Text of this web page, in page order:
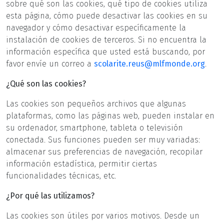
sobre qué son las cookies, qué tipo de cookies utiliza
esta página, cómo puede desactivar las cookies en su
navegador y cómo desactivar específicamente la
instalación de cookies de terceros. Si no encuentra la
información específica que usted está buscando, por
favor envíe un correo a scolarite.reus@mlfmonde.org.
¿Qué son las cookies?
Las cookies son pequeños archivos que algunas
plataformas, como las páginas web, pueden instalar en
su ordenador, smartphone, tableta o televisión
conectada. Sus funciones pueden ser muy variadas:
almacenar sus preferencias de navegación, recopilar
información estadística, permitir ciertas
funcionalidades técnicas, etc.
¿Por qué las utilizamos?
Las cookies son útiles por varios motivos. Desde un